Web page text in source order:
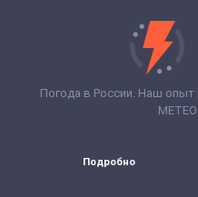
Погода в России. Наш опыт
Подробно